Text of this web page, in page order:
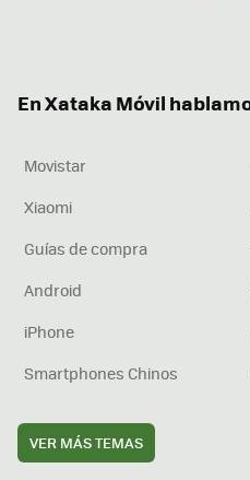
En Xataka Móvil
Movistar
Xiaomi
Guías de compra
Android
iPhone
Smartphones Chinos
VER MÁS TEMAS